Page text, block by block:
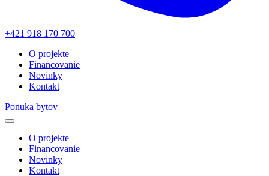
+421 918 170 700
O projekte
Financovanie
Novinky
Kontakt
Ponuka bytov
O projekte
Financovanie
Novinky
Kontakt